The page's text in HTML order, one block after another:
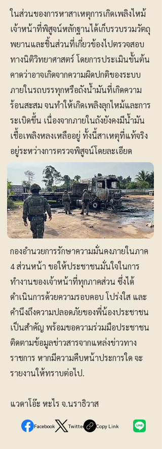
ในส่วนของการหาสาเหตุการเกิดเพลิงไหม้
เจ้าหน้าที่พิสูจน์หลักฐานได้เก็บรวบรวมวัตถุ
พยานและชิ้นส่วนที่เกี่ยวข้องไปตรวจสอบ
ทางนิติวิทยาศาสตร์ โดยการประเมินขั้นต้น
คาดว่าอาจเกิดจากความผิดปกติของระบบ
ภายในรถบรรทุกหรือถังน้ำมันที่เกิดความ
ร้อนสะสม จนทำให้เกิดเพลิงลุกไหม้และการ
ระเบิดขึ้น เนื่องจากภายในถังยังคงมีน้ำมัน
เชื้อเพลิงหลงเหลืออยู่ ทั้งนี้สาเหตุที่แท้จริง
อยู่ระหว่างการตรวจพิสูจน์โดยละเอียด
กองอำนวยการรักษาความมั่นคงภายในภาค
4 ส่วนหน้า ขอให้ประชาชนมั่นใจในการ
ทำงานของเจ้าหน้าที่ทุกภาคส่วน ซึ่งได้
ดำเนินการด้วยความรอบคอบ โปร่งใส และ
คำนึงถึงความปลอดภัยของพี่น้องประชาชน
เป็นสำคัญ พร้อมขอความร่วมมือประชาชน
ติดตามข้อมูลข่าวสารจากแหล่งข่าวทาง
ราชการ หากมีความคืบหน้าประการใด จะ
รายงานให้ทราบต่อไป.
แวดาโอ๊ะ หะไร จ.นราธิวาส
Facebook Twitter Copy Link